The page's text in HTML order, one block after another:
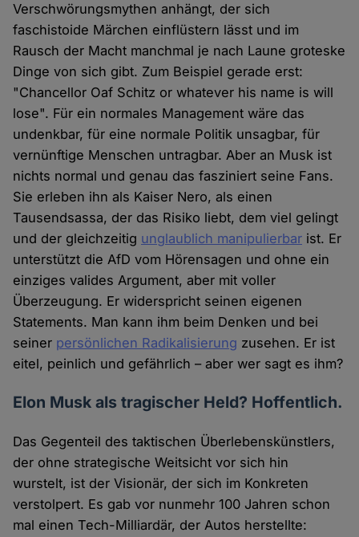
Verschwörungsmythen anhängt, der sich
faschistoide Märchen einflüstern lässt und im
Rausch der Macht manchmal je nach Laune groteske
Dinge von sich gibt. Zum Beispiel gerade erst:
"Chancellor Oaf Schitz or whatever his name is will
lose". Für ein normales Management wäre das
undenkbar, für eine normale Politik unsagbar, für
vernünftige Menschen untragbar. Aber an Musk ist
nichts normal und genau das fasziniert seine Fans.
Sie erleben ihn als Kaiser Nero, als einen
Tausendsassa, der das Risiko liebt, dem viel gelingt
und der gleichzeitig unglaublich manipulierbar ist. Er
unterstützt die AfD vom Hörensagen und ohne ein
einziges valides Argument, aber mit voller
Überzeugung. Er widerspricht seinen eigenen
Statements. Man kann ihm beim Denken und bei
seiner persönlichen Radikalisierung zusehen. Er ist
eitel, peinlich und gefährlich – aber wer sagt es ihm?
Elon Musk als tragischer Held? Hoffentlich.
Das Gegenteil des taktischen Überlebenskünstlers,
der ohne strategische Weitsicht vor sich hin
wurstelt, ist der Visionär, der sich im Konkreten
verstolpert. Es gab vor nunmehr 100 Jahren schon
mal einen Tech-Milliardär, der Autos herstellte: